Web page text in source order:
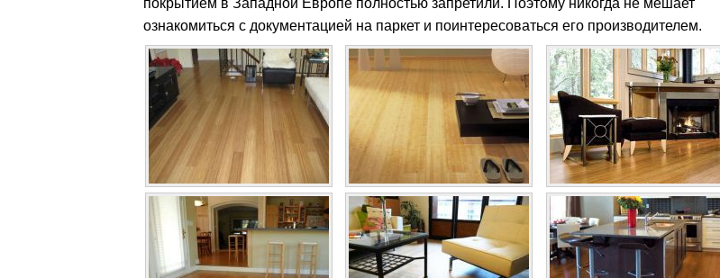
покрытием в Западной Европе полностью запретили. Поэтому никогда не мешает
ознакомиться с документацией на паркет и поинтересоваться его производителем.